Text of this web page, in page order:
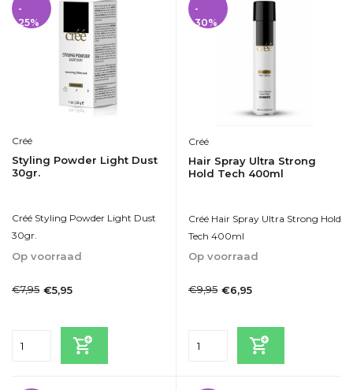
-
25%
Créé
Styling Powder Light Dust
30gr.
Créé Styling Powder Light Dust
30gr.
Op voorraad
€7,95 €5,95
-
30%
Créé
Hair Spray Ultra Strong
Hold Tech 400ml
Créé Hair Spray Ultra Strong Hold
Tech 400ml
Op voorraad
€9,95 €6,95